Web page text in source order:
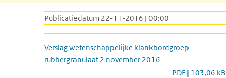
Publicatiedatum 22-11-2016 | 00:00
Verslag wetenschappelijke klankbordgroep
rubbergranulaat 2 november 2016
PDF | 103,06 kB